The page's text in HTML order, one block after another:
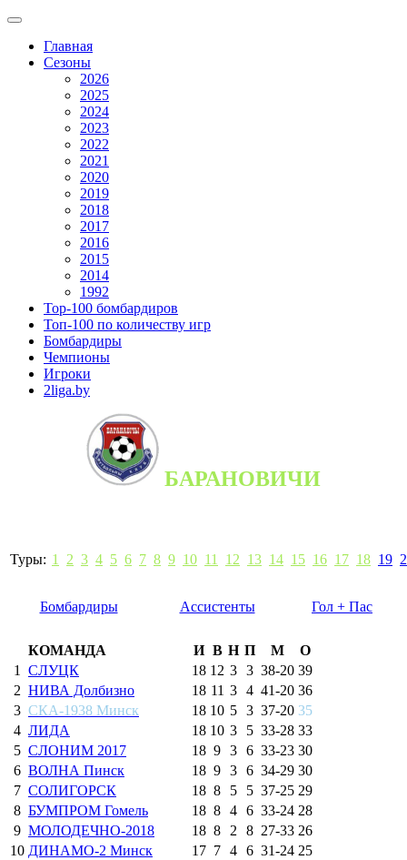
Главная
Сезоны
2026
2025
2024
2023
2022
2021
2020
2019
2018
2017
2016
2015
2014
1992
Top-100 бомбардиров
Топ-100 по количеству игр
Бомбардиры
Чемпионы
Игроки
2liga.by
БАРАНОВИЧИ
Туры: 1 2 3 4 5 6 7 8 9 10 11 12 13 14 15 16 17 18 19
Бомбардиры Ассистенты Гол + Пас
КОМАНДА И В Н П М
О
1
СЛУЦК 18 12 3 3 38-20 39
2 НИВА Долбизно 18 11 3 4 41-20 36
3 СКА-1938 Минск 18 10 5 3 37-20 35
4 ЛИДА 18 10 3 5 33-28 33
5 СЛОНИМ 2017 18 9 3 6 33-23 30
6 ВОЛНА Пинск 18 9 3 6 34-29 30
7 СОЛИГОРСК 18 8 5 5 37-25 29
8 БУМПРОМ Гомель 18 8 4 6 33-24 28
9 МОЛОДЕЧНО-2018 18 8 2 8 27-33 26
10 ДИНАМО-2 Минск 17 7 4 6 31-24 25